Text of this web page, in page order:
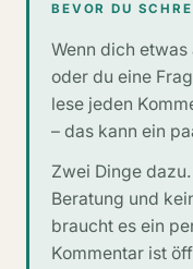
BEVOR DU
Wenn dich
oder du eine
lese jeden
– das kann ein
Zwei Dinge
Beratung und
braucht es ein
Kommentar ist